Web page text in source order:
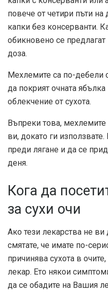
повече от четири пъти на
капки без консерванти.
обикновено се
доза.
Мехлемите са по-дебели
да покрият очната
облекчение от сухота.
Въпреки това,
ви, докато ги
преди лягане и да се
деня.
Кога да
за сухи очи
Ако тези лекарства не
смятате, че имате по-
причинява сухота в
лекар. Ето някои
да се обадите на Вашия